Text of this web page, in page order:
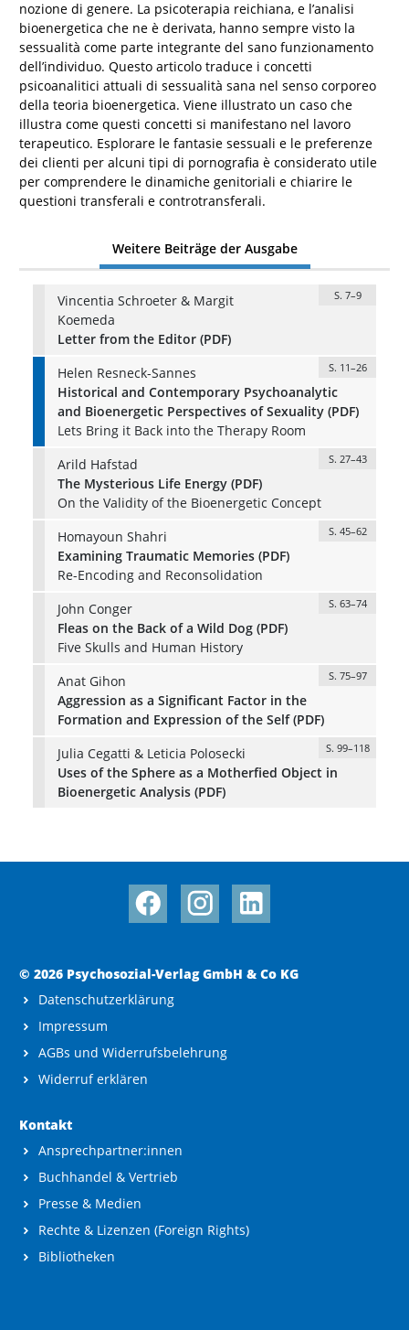
nozione di genere. La psicoterapia reichiana, e l’analisi
bioenergetica che ne è derivata, hanno sempre visto la
sessualità come parte integrante del sano funzionamento
dell’individuo. Questo articolo traduce i concetti
psicoanalitici attuali di sessualità sana nel senso corporeo
della teoria bioenergetica. Viene illustrato un caso che
illustra come questi concetti si manifestano nel lavoro
terapeutico. Esplorare le fantasie sessuali e le preferenze
dei clienti per alcuni tipi di pornografia è considerato utile
per comprendere le dinamiche genitoriali e chiarire le
questioni transferali e controtransferali.
Weitere Beiträge der Ausgabe
Vincentia Schroeter & Margit
Koemeda
S. 7–9
Letter from the Editor (PDF)
Helen Resneck-Sannes
S. 11–26
Historical and Contemporary Psychoanalytic
and Bioenergetic Perspectives of Sexuality (PDF)
Lets Bring it Back into the Therapy Room
Arild Hafstad
S. 27–43
The Mysterious Life Energy (PDF)
On the Validity of the Bioenergetic Concept
Homayoun Shahri
S. 45–62
Examining Traumatic Memories (PDF)
Re-Encoding and Reconsolidation
John Conger
S. 63–74
Fleas on the Back of a Wild Dog (PDF)
Five Skulls and Human History
Anat Gihon
S. 75–97
Aggression as a Significant Factor in the
Formation and Expression of the Self (PDF)
Julia Cegatti & Leticia Polosecki
S. 99–118
Uses of the Sphere as a Motherfied Object in
Bioenergetic Analysis (PDF)
© 2026 Psychosozial-Verlag GmbH & Co KG
Datenschutzerklärung
Impressum
AGBs und Widerrufsbelehrung
Widerruf erklären
Kontakt
Ansprechpartner:innen
Buchhandel & Vertrieb
Presse & Medien
Rechte & Lizenzen (Foreign Rights)
Bibliotheken